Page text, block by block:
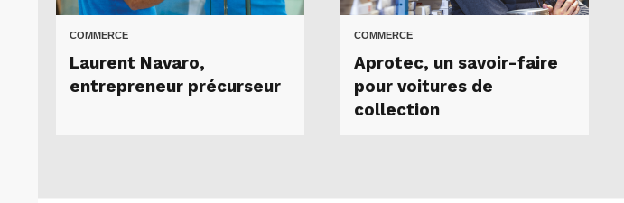
COMMERCE
Laurent Navaro,
entrepreneur précurseur
COMMERCE
Aprotec, un savoir-faire
pour voitures de
collection